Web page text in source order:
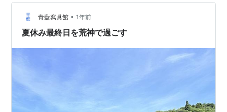
社について 諏訪神社の由緒（引用と現代語訳） 船越党と
は何者か？地名「船越」の考察 岩手県山田町・諏訪神社
を訪問して 参拝後に立ち寄った道の駅「やまだ おいす
青藍寫眞館 • 1年前
夏休み最終日を荒神で過ごす